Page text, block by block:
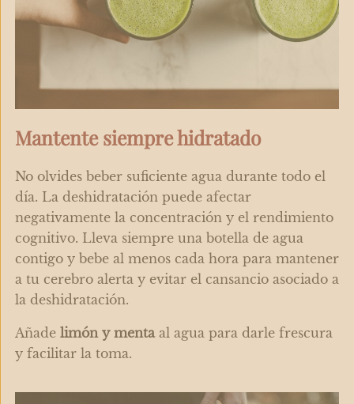
Mantente siempre hidratado
No olvides beber suficiente agua durante todo el
día. La deshidratación puede afectar
negativamente la concentración y el rendimiento
cognitivo. Lleva siempre una botella de agua
contigo y bebe al menos cada hora para mantener
a tu cerebro alerta y evitar el cansancio asociado a
la deshidratación.
Añade limón y menta al agua para darle frescura
y facilitar la toma.